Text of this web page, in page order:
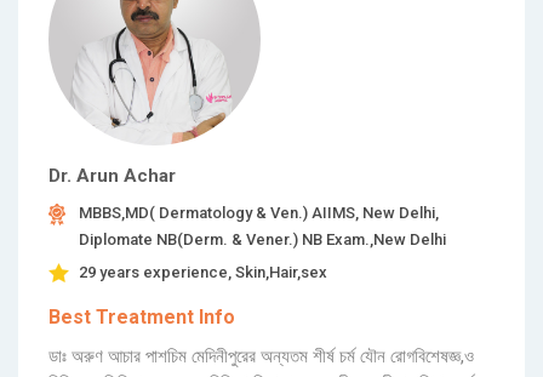
Dr. Arun Achar
MBBS,MD( Dermatology & Ven.) AIIMS, New Delhi,
Diplomate NB(Derm. & Vener.) NB Exam.,New Delhi
29 years experience, Skin,Hair,sex
Best Treatment Info
ডাঃ অরুণ আচার পাশচিম মেদিনীপুরের অন্যতম শীর্ষ চর্ম যৌন রোগবিশেষজ্ঞ,ও